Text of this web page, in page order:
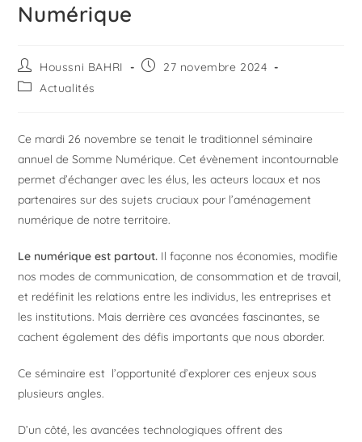
Numérique
Houssni BAHRI
27 novembre 2024
Actualités
Ce mardi 26 novembre se tenait le traditionnel séminaire
annuel de Somme Numérique. Cet évènement incontournable
permet d’échanger avec les élus, les acteurs locaux et nos
partenaires sur des sujets cruciaux pour l’aménagement
numérique de notre territoire.
Le numérique est partout. Il façonne nos économies, modifie
nos modes de communication, de consommation et de travail,
et redéfinit les relations entre les individus, les entreprises et
les institutions. Mais derrière ces avancées fascinantes, se
cachent également des défis importants que nous aborder.
Ce séminaire est l’opportunité d’explorer ces enjeux sous
plusieurs angles.
D’un côté, les avancées technologiques offrent des